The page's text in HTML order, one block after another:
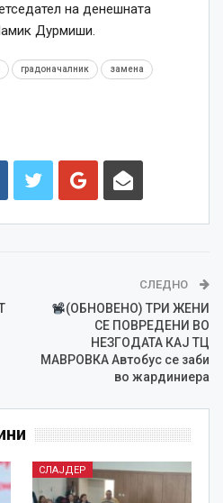
на денешната
Дурмиши.
градоначалник замена
СЛЕДНО
(ОБНОВЕНО) ТРИ ЖЕНИ
СЕ ПОВРЕДЕНИ ВО
НЕЗГОДАТА КАЈ ТЦ
МАВРОВКА Автобус се заби
во жардиниера
СЛАЈДЕР